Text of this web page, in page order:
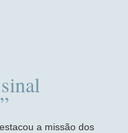
a missão dos